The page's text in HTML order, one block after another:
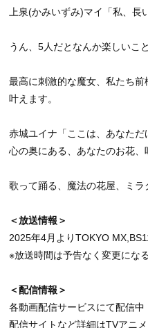
上泉(かみいずみ)マイ「私、長
うん、5人だとなんか楽しいこ
最高に刺激的な魔女、私たち
叶えます。
赤城ユイナ「ここは、あなただ
心の奥にある、あなたのお花、
歌って踊る、魔法の花屋、ミラ
＜放送情報＞
2025年4月よりTOKYO
※放送時間は予告なく変更にな
＜配信情報＞
各動画配信サービスにて配信中
配信サイトなど詳細はTVアニ